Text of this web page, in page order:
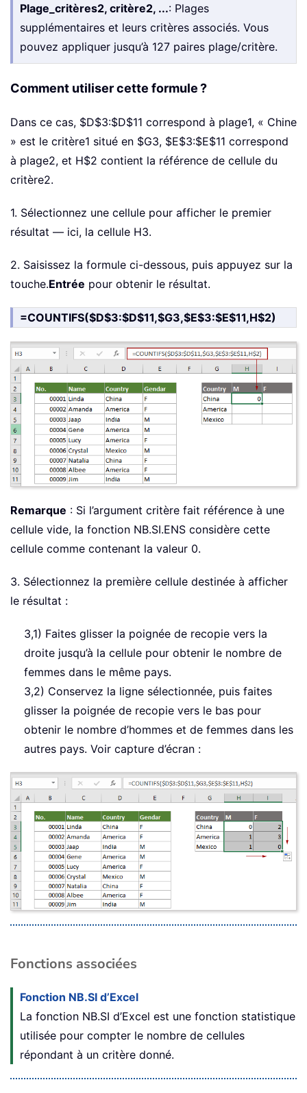
Plage_critères2, critère2, ...: Plages
supplémentaires et leurs critères associés. Vous
pouvez appliquer jusqu’à 127 paires plage/critère.
Comment utiliser cette formule ?
Dans ce cas, $D$3:$D$11 correspond à plage1, « Chine
» est le critère1 situé en $G3, $E$3:$E$11 correspond
à plage2, et H$2 contient la référence de cellule du
critère2.
1. Sélectionnez une cellule pour afficher le premier
résultat — ici, la cellule H3.
2. Saisissez la formule ci-dessous, puis appuyez sur la
touche.Entrée pour obtenir le résultat.
=COUNTIFS($D$3:$D$11,$G3,$E$3:$E$11,H$2)
Remarque : Si l’argument critère fait référence à une
cellule vide, la fonction NB.SI.ENS considère cette
cellule comme contenant la valeur 0.
3. Sélectionnez la première cellule destinée à afficher
le résultat :
3,1) Faites glisser la poignée de recopie vers la
droite jusqu’à la cellule pour obtenir le nombre de
femmes dans le même pays.
3,2) Conservez la ligne sélectionnée, puis faites
glisser la poignée de recopie vers le bas pour
obtenir le nombre d’hommes et de femmes dans les
autres pays. Voir capture d’écran :
Fonctions associées
Fonction NB.SI d’Excel
La fonction NB.SI d’Excel est une fonction statistique
utilisée pour compter le nombre de cellules
répondant à un critère donné.